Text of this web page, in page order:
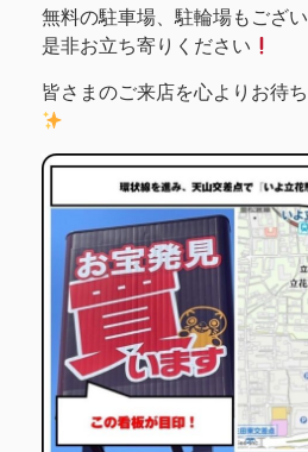
無料の駐車場、駐輪場もござ
是非お立ち寄りください
皆さまのご来店を心よりお待